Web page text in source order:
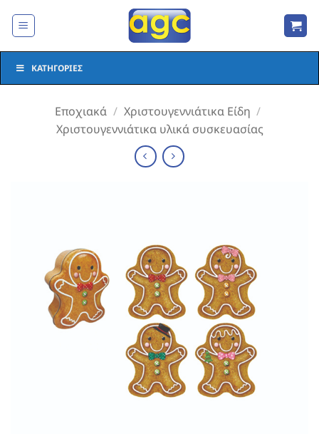
στο
ΚΑΤΗΓΟΡΊΕΣ
Εποχιακά / Χριστουγεννιάτικα Είδη /
Χριστουγεννιάτικα υλικά συσκευασίας